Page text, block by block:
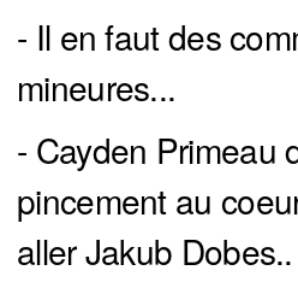
- Il en faut des
mineures...
- Cayden Primeau
pincement au
aller Jakub Dobes..